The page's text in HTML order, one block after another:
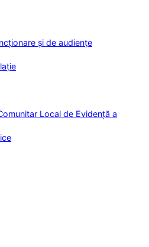
și de audiențe
Local de Evidență a